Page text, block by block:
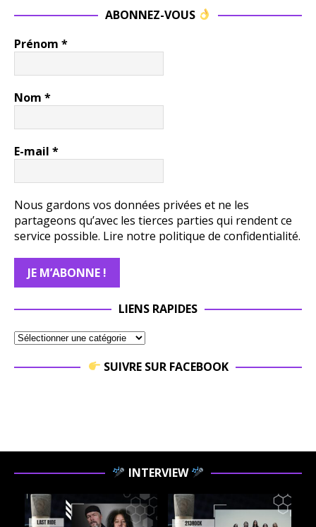
ABONNEZ-VOUS
Prénom *
Nom *
E-mail *
Nous gardons vos données privées et ne les
partageons qu’avec les tierces parties qui rendent ce
service possible. Lire notre politique de confidentialité.
LIENS RAPIDES
SUIVRE SUR FACEBOOK
INTERVIEW